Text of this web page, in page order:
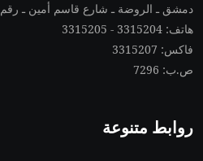
دمشق ـ الروضة ـ شارع قاسم أمين ـ رقم 39
هاتف: 3315204 - 3315205
فاكس: 3315207
ص.ب: 7296
روابط متنوعة